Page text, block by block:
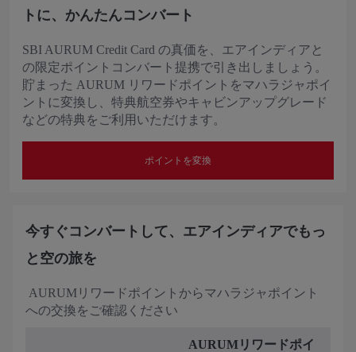
トに、かんたんコンバート
SBI AURUM Credit Card の真価を、エアインディアと
の限定ポイントコンバート提携で引き出しましょう。
貯まった AURUM リワードポイントをマハラジャポイ
ントに変換し、特典航空券やキャビンアップグレード
などの特典をご利用いただけます。
ポイントを変換
今すぐコンバートして、エアインディアでもっ
と空の旅を
AURUMリワードポイントからマハラジャポイント
への交換をご確認ください
AURUMリワードポイ